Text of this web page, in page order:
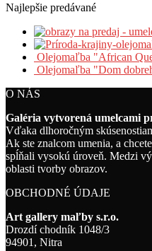
Najlepšie predávané
Olejomaľba "African
Olejomaľba "Dom
O NÁS
Galéria vytvorená umelcami
Vďaka dlhoročným
Ak ste znalcom umenia, a
spĺňali vysokú úroveň. Medzi
oblasti tvorby obrazov.
OBCHODNÉ ÚDAJE
Art gallery maľby s.r.o.
Drozdí chodník 1048/3
94901, Nitra